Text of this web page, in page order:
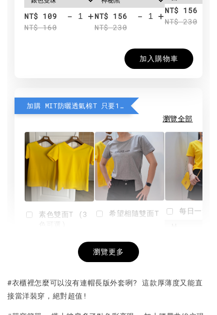
NT$ 109
NT$ 160
- +NT$ 156
NT$ 230
- +NT$ 156
NT$ 230
加入購物車
加購 MIT防曬透氣棉T 只要190元
瀏覽全部
素色雙面T (3
+
希望相隨雙面T
NT$ 190
-
每日一笑
瀏覽更多
#衣櫃裡怎麼可以沒有連帽長版外套咧? 這款厚薄度又能直
接當洋裝穿，絕對超值!